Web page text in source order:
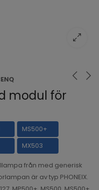
modul för
MS500+
MX503
från med generisk
är av typ PHONEIX.